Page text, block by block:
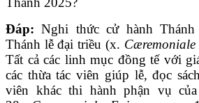
Đáp: Nghi thức cử hành
Thánh lễ đại triều (x. Cæremoniale
Tất cả các linh mục đồng tế với
các thừa tác viên giúp lễ, đọc
viên khác thi hành phận vụ